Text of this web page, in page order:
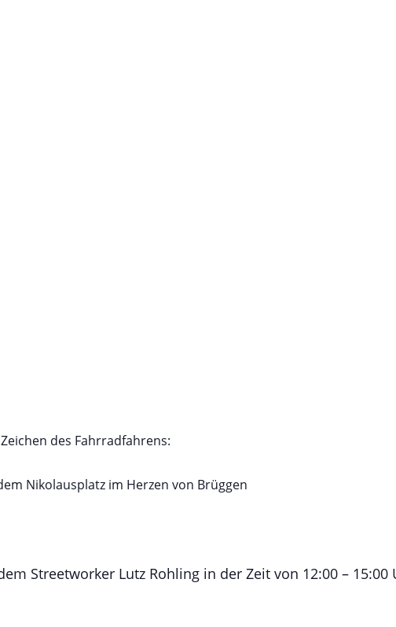
des Fahrradfahrens:
Nikolausplatz im Herzen von Brüggen
Streetworker Lutz Rohling in der Zeit von 12:00 – 15:00